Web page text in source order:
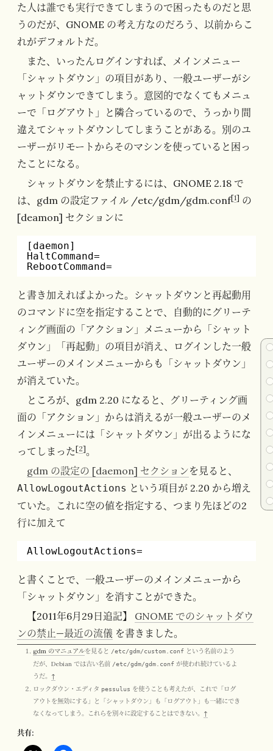
た人は誰でも実行できてしまうので困ったものだと思
うのだが、GNOME の考え方なのだろう、以前からこ
れがデフォルトだ。
また、いったんログインすれば、メインメニュー
「シャットダウン」の項目があり、一般ユーザーがシ
ャットダウンできてしまう。意図的でなくてもメニュ
ーで「ログアウト」と隣合っているので、うっかり間
違えてシャットダウンしてしまうことがある。別のユ
ーザーがリモートからそのマシンを使っていると困っ
たことになる。
シャットダウンを禁止するには、GNOME 2.18 で
は、gdm の設定ファイル /etc/gdm/gdm.conf[1] の
[deamon] セクションに
[daemon]
HaltCommand=
RebootCommand=
と書き加えればよかった。シャットダウンと再起動用
のコマンドに空を指定することで、自動的にグリーテ
ィング画面の「アクション」メニューから「シャット
ダウン」「再起動」の項目が消え、ログインした一般
ユーザーのメインメニューからも「シャットダウン」
が消えていた。
ところが、gdm 2.20 になると、グリーティング画
面の「アクション」からは消えるが一般ユーザーのメ
インメニューには「シャットダウン」が出るようにな
ってしまった[2]。
gdm の設定の [daemon] セクションを見ると、
AllowLogoutActions という項目が 2.20 から増え
ていた。これに空の値を指定する、つまり先ほどの2
行に加えて
AllowLogoutActions=
と書くことで、一般ユーザーのメインメニューから
「シャットダウン」を消すことができた。
【2011年6月29日追記】 GNOME でのシャットダウ
ンの禁止—最近の流儀 を書きました。
gdm のマニュアルを見ると /etc/gdm/custom.conf という名前のよう
だが、Debian では古い名前 /etc/gdm/gdm.conf が使われ続けているよ
うだ。 ↑
ロックダウン・エディタ pessulus を使うことも考えたが、これで「ログ
アウトを無効にする」と「シャットダウン」も「ログアウト」も一緒にでき
なくなってしまう。これらを別々に設定することはできない。 ↑
共有: